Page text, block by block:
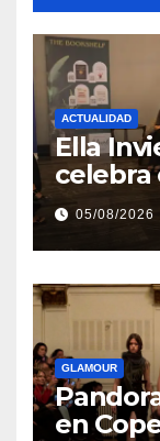
ACTUALIDAD
Ella
celebra
05/08/2026
GLAMOUR
en